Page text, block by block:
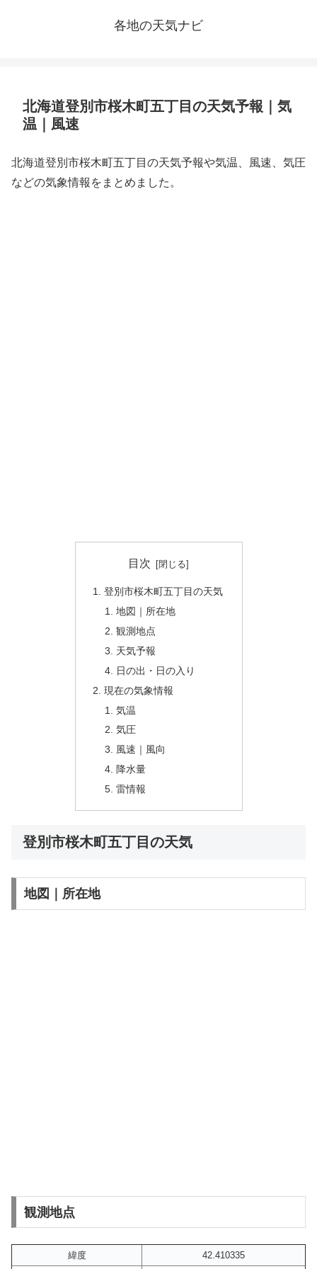
各地の天気ナビ
北海道登別市桜木町五丁目の天気予報｜気
温｜風速
北海道登別市桜木町五丁目の天気予報や気温、風速、気圧
などの気象情報をまとめました。
目次
登別市桜木町五丁目の天気
地図｜所在地
観測地点
天気予報
日の出・日の入り
現在の気象情報
気温
気圧
風速｜風向
降水量
雷情報
登別市桜木町五丁目の天気
地図｜所在地
観測地点
緯度 42.410335